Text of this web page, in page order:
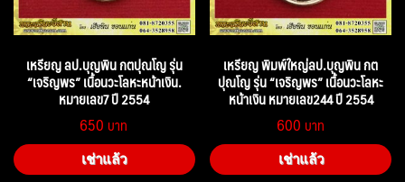
เหรียญ ลป.บุญพิน กตปุณโญ รุ่น
“เจริญพร” เนื้อนวะโลหะหน้าเงิน.
หมายเลข7 ปี 2554
650
เช่าแล้ว
เหรียญ พิมพ์ใหญ่ลป.บุญพิน กต
ปุณโญ รุ่น “เจริญพร” เนื้อนวะโลหะ
หน้าเงิน หมายเลข244 ปี 2554
600
เช่าแล้ว